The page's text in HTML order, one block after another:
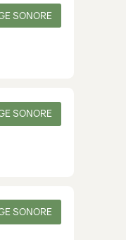
SONORE
SONORE
SONORE